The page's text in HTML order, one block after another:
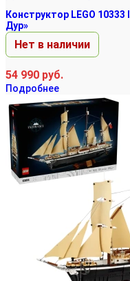
Конструктор LEGO
Дур»
Нет в наличии
54 990 руб.
Подробнее